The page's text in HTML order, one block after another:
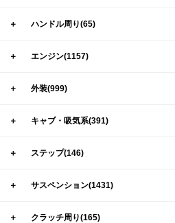
＋ ハンドル周り(65)
＋ エンジン(1157)
＋ 外装(999)
＋ キャブ・吸気系(391)
＋ ステップ(146)
＋ サスペンション(1431)
＋ クラッチ周り(165)